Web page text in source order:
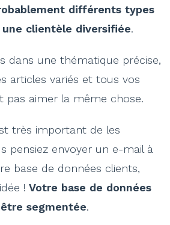
différents types
clientèle diversifiée.
dans une thématique précise,
articles variés et tous vos
pas aimer la même chose.
très important de les
pensiez envoyer un e-mail à
base de données clients,
! Votre base de données
segmentée.